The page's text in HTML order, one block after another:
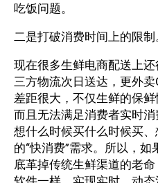
吃饭问题。
二是打破消费时间上的限制
现在很多生鲜电商配送上
三方物流次日送达，更外
差距很大，不仅生鲜的保鲜
而且无法满足消费者实时消
想什么时候买什么时候买
的“快消费”需求。所以，如
底革掉传统生鲜渠道的老